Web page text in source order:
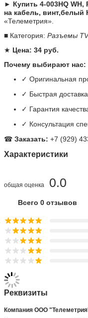
► Купить 4-003HQ
на кабель, винт,белый
«Телеметрия».
■ Категория:Разъемы
★ Цена: 34 руб.
Почему выбирают нас:
✓ Оригинальная
✓ Быстрая
✓ Гарантия
✓ Консультация
☎Заказать: +7 (929)
Характеристики
0.0
общая оценка
Всего 0 отзывов
Реквизиты
Компания ООО